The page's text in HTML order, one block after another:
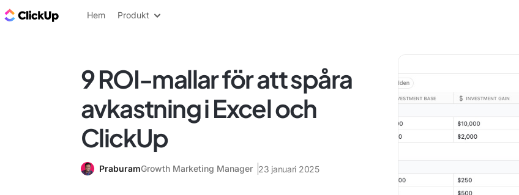
ClickUp-bloggen
Hem Produkt
9 ROI-mallar för att spåra
avkastning i Excel och
ClickUp
PraburamGrowth Marketing Manager 23 januari 2025